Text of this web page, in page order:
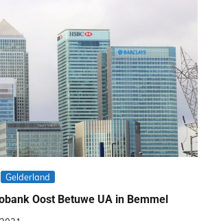
Gelderland
Oost Betuwe UA in Bemmel